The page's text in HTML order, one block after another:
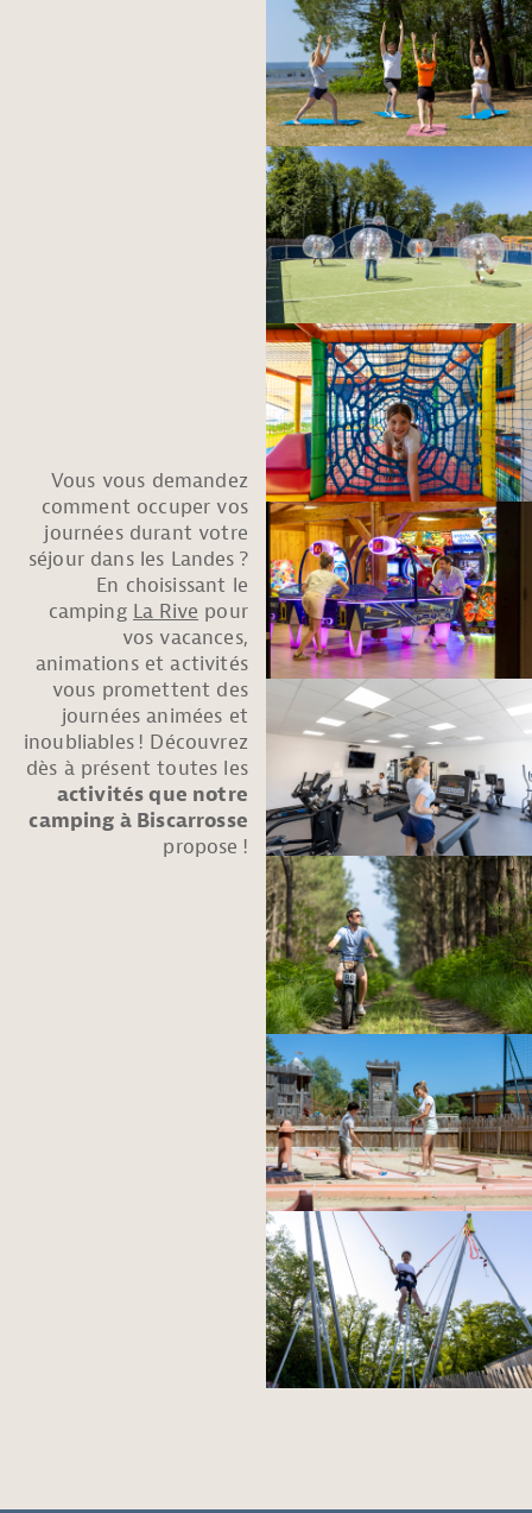
Vous vous demandez
comment occuper vos
journées durant votre
séjour dans les Landes ?
En choisissant le
camping La Rive pour
vos vacances,
animations et activités
vous promettent des
journées animées et
inoubliables ! Découvrez
dès à présent toutes les
activités que notre
camping à Biscarrosse
propose !